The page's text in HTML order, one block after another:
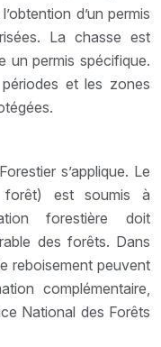
d’un permis
La chasse est
un permis spécifique.
et les zones
s’applique. Le
forêt) est soumis à
forestière doit
des forêts. Dans
reboisement peuvent
complémentaire,
National des Forêts